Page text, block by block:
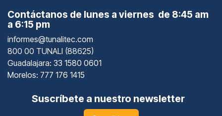
Contáctanos de lunes a viernes de 8:45 am
a 6:15 pm
informes@tunalitec.com
800 00 TUNALI (88625)
Guadalajara: 33 1580 0601
Morelos: 777 176 1415
Suscríbete a nuestro newsletter